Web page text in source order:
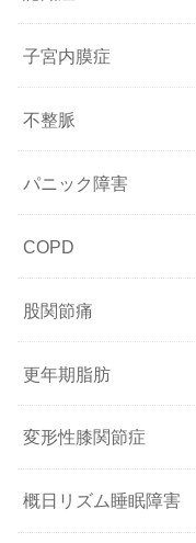
子宮内膜症
不整脈
パニック障害
COPD
股関節痛
更年期脂肪
変形性膝関節症
概日リズム睡眠障害